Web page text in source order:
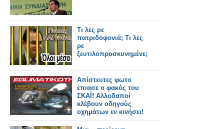
Τι λες ρε
πατριδοφονιά; Τι λες
ρε
ξευτιλοπροσκυνημένε;
Απίστευτες φωτο
έπιασε ο φακός του
ΣΚΑΪ! Αλλοδαποί
κλέβουν οδηγούς
οχημάτων εν κινήσει!
(βίντεο + φωτος)